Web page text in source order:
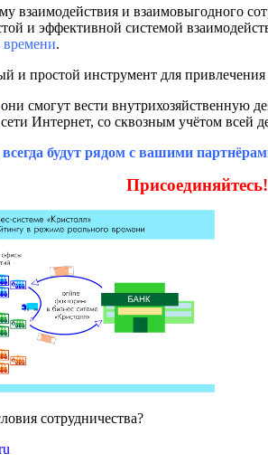
взаимодействия и взаимовыгодного
и эффективной системой
времени.
простой инструмент для привлечения
смогут вести внутрихозяйственную
Интернет, со сквозным учётом всей
всегда будут рядом с вашими
Присоединяйтесь!
сотрудничества?